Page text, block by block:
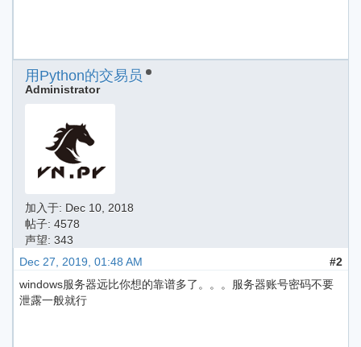
用Python的交易员
Administrator
加入于: Dec 10, 2018
帖子: 4578
声望: 343
Dec 27, 2019, 01:48 AM
#2
windows服务器远比你想的靠谱多了。。。服务器账号密码不要
泄露一般就行